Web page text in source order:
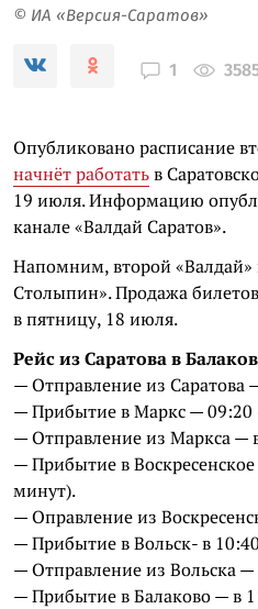
© ИА «Версия-Саратов»
1
Опубликовано расписание
начнёт работатьв
19 июля. Информацию
канале «Валдай Саратов».
Напомним, второй «Валдай»
Столыпин». Продажа
в пятницу, 18 июля.
Рейс из Саратова в
— Отправление из Саратова
— Прибытие в Маркс — 09:20
— Отправление из Маркса —
— Прибытие в
минут).
— Оправление из
— Прибытие в Вольск- в
— Отправление из Вольска —
— Прибытие в Балаково — в